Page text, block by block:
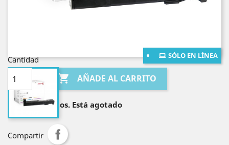
SÓLO EN LÍNEA
¡Envío gratis en Bogotá!
Cantidad
 AÑADE AL CARRITO
Lo sentimos. Está agotado
Compartir